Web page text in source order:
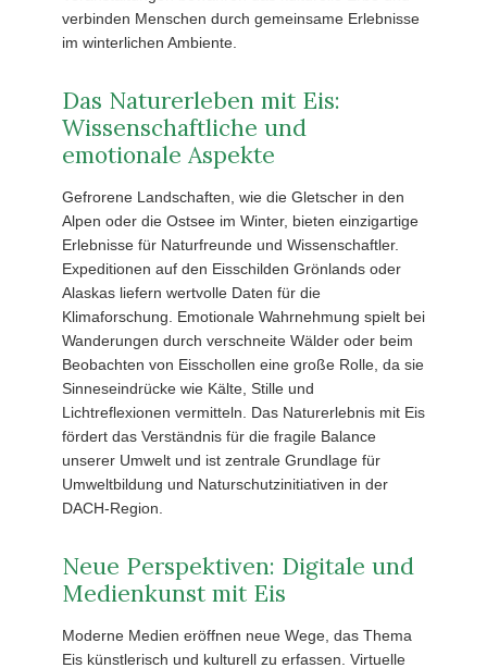
verbinden Menschen durch gemeinsame Erlebnisse
im winterlichen Ambiente.
Das Naturerleben mit Eis:
Wissenschaftliche und
emotionale Aspekte
Gefrorene Landschaften, wie die Gletscher in den
Alpen oder die Ostsee im Winter, bieten einzigartige
Erlebnisse für Naturfreunde und Wissenschaftler.
Expeditionen auf den Eisschilden Grönlands oder
Alaskas liefern wertvolle Daten für die
Klimaforschung. Emotionale Wahrnehmung spielt bei
Wanderungen durch verschneite Wälder oder beim
Beobachten von Eisschollen eine große Rolle, da sie
Sinneseindrücke wie Kälte, Stille und
Lichtreflexionen vermitteln. Das Naturerlebnis mit Eis
fördert das Verständnis für die fragile Balance
unserer Umwelt und ist zentrale Grundlage für
Umweltbildung und Naturschutzinitiativen in der
DACH-Region.
Neue Perspektiven: Digitale und
Medienkunst mit Eis
Moderne Medien eröffnen neue Wege, das Thema
Eis künstlerisch und kulturell zu erfassen. Virtuelle